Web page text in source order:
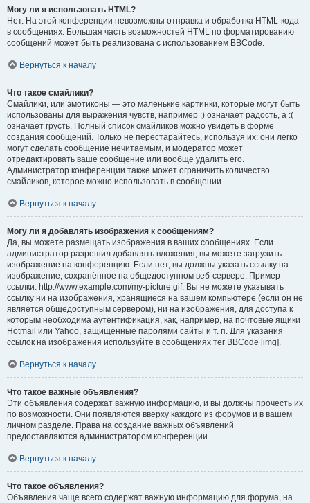
Могу ли я использовать HTML?
Нет. На этой конференции невозможны отправка и обработка HTML-кода
в сообщениях. Большая часть возможностей HTML по форматированию
сообщений может быть реализована с использованием BBCode.
Вернуться к началу
Что такое смайлики?
Смайлики, или эмотиконы — это маленькие картинки, которые могут быть
использованы для выражения чувств, например :) означает радость, а :(
означает грусть. Полный список смайликов можно увидеть в форме
создания сообщений. Только не перестарайтесь, используя их: они легко
могут сделать сообщение нечитаемым, и модератор может
отредактировать ваше сообщение или вообще удалить его.
Администратор конференции также может ограничить количество
смайликов, которое можно использовать в сообщении.
Вернуться к началу
Могу ли я добавлять изображения к сообщениям?
Да, вы можете размещать изображения в ваших сообщениях. Если
администратор разрешил добавлять вложения, вы можете загрузить
изображение на конференцию. Если нет, вы должны указать ссылку на
изображение, сохранённое на общедоступном веб-сервере. Пример
ссылки: http://www.example.com/my-picture.gif. Вы не можете указывать
ссылку ни на изображения, хранящиеся на вашем компьютере (если он не
является общедоступным сервером), ни на изображения, для доступа к
которым необходима аутентификация, как, например, на почтовые ящики
Hotmail или Yahoo, защищённые паролями сайты и т. п. Для указания
ссылок на изображения используйте в сообщениях тег BBCode [img].
Вернуться к началу
Что такое важные объявления?
Эти объявления содержат важную информацию, и вы должны прочесть их
по возможности. Они появляются вверху каждого из форумов и в вашем
личном разделе. Права на создание важных объявлений
предоставляются администратором конференции.
Вернуться к началу
Что такое объявления?
Объявления чаще всего содержат важную информацию для форума, на